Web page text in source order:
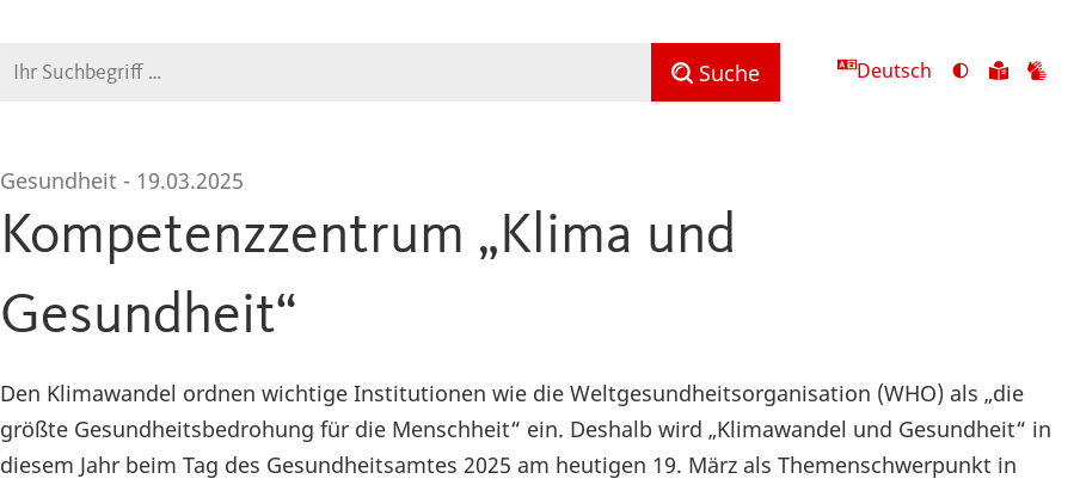
Suche Suche Deutsch
Ansicht
Zu
Gesundheit - 19.03.2025
Kompetenzzentrum „Klima und
Gesundheit“
Den Klimawandel ordnen wichtige Institutionen wie die Weltgesundheitsorganisation (WHO) als „die
größte Gesundheitsbedrohung für die Menschheit“ ein. Deshalb wird „Klimawandel und Gesundheit“ in
diesem Jahr beim Tag des Gesundheitsamtes 2025 am heutigen 19. März als Themenschwerpunkt in